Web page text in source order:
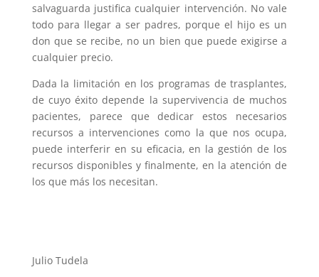
salvaguarda justifica cualquier intervención. No vale
todo para llegar a ser padres, porque el hijo es un
don que se recibe, no un bien que puede exigirse a
cualquier precio.
Dada la limitación en los programas de trasplantes,
de cuyo éxito depende la supervivencia de muchos
pacientes, parece que dedicar estos necesarios
recursos a intervenciones como la que nos ocupa,
puede interferir en su eficacia, en la gestión de los
recursos disponibles y finalmente, en la atención de
los que más los necesitan.
Julio Tudela